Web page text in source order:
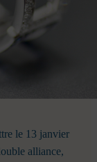
le 13 janvier
alliance,